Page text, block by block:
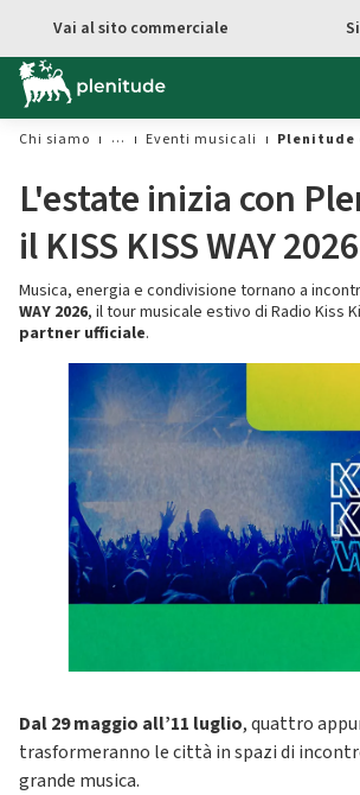
Vai al contenuto principale
Vai al sito commerciale
Chi siamo Eventi musicali Plenitude
L'estate inizia con
il KISS KISS WAY 2026
Musica, energia e condivisione tornano a
WAY 2026, il tour musicale estivo di Radio Kiss
partner ufficiale.
Dal 29 maggio all’11 luglio, quattro
trasformeranno le città in spazi di
grande musica.